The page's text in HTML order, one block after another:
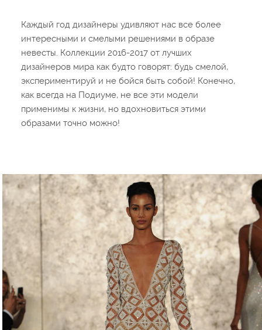
Каждый год дизайнеры удивляют нас все более
интересными и смелыми решениями в образе
невесты. Коллекции 2016-2017 от лучших
дизайнеров мира как будто говорят: будь смелой,
экспериментируй и не бойся быть собой! Конечно,
как всегда на Подиуме, не все эти модели
применимы к жизни, но вдохновиться этими
образами точно можно!